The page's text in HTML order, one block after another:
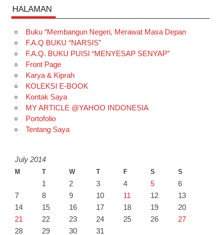
HALAMAN
Buku “Membangun Negeri, Merawat Masa Depan
F.A.Q BUKU “NARSIS”
F.A.Q. BUKU PUISI “MENYESAP SENYAP”
Front Page
Karya & Kiprah
KOLEKSI E-BOOK
Kontak Saya
MY ARTICLE @YAHOO INDONESIA
Portofolio
Tentang Saya
July 2014
M T W T F S S
1 2 3 4 5
6
7
8 9 10 11 12
13
14
15 16 17 18 19
20
21
22 23 24 25 26
27
28
29 30
31